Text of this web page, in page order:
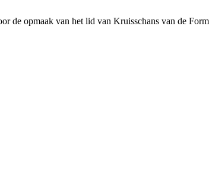
de opmaak van het lid van Kruisschans van de